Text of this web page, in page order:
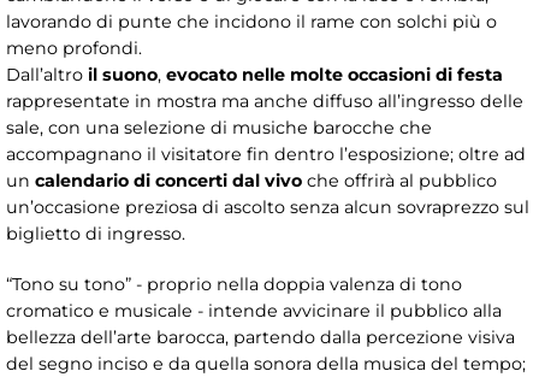
lavorando di punte che incidono il rame con solchi più o
meno profondi.
Dall’altro il suono, evocato nelle molte occasioni di festa
rappresentate in mostra ma anche diffuso all’ingresso delle
sale, con una selezione di musiche barocche che
accompagnano il visitatore fin dentro l’esposizione; oltre ad
un calendario di concerti dal vivo che offrirà al pubblico
un’occasione preziosa di ascolto senza alcun sovraprezzo sul
biglietto di ingresso.
“Tono su tono” - proprio nella doppia valenza di tono
cromatico e musicale - intende avvicinare il pubblico alla
bellezza dell’arte barocca, partendo dalla percezione visiva
del segno inciso e da quella sonora della musica del tempo;